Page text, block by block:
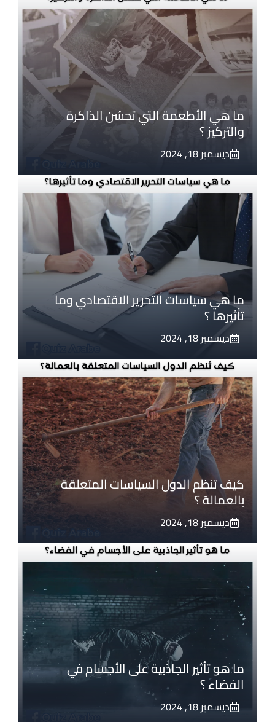
ما هي الأطعمة التي تحسّن الذاكرة
والتركيز ؟
ديسمبر 18, 2024
ما هي سياسات التحرير الاقتصادي وما
تأثيرها ؟
ديسمبر 18, 2024
كيف تنظم الدول السياسات المتعلقة
بالعمالة ؟
ديسمبر 18, 2024
ما هو تأثير الجاذبية على الأجسام في
الفضاء ؟
ديسمبر 18, 2024